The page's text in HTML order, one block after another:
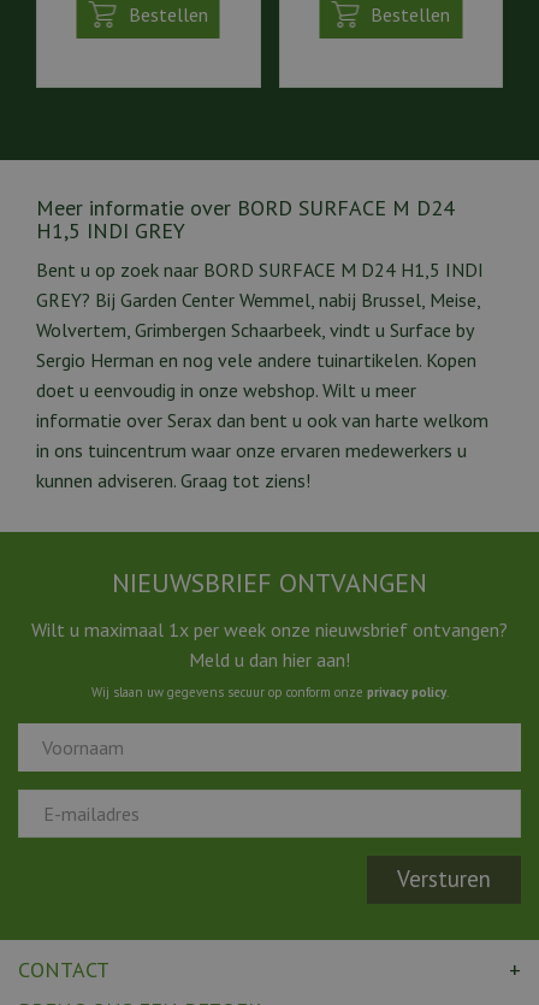
Bestellen Bestellen
Meer informatie over BORD SURFACE M D24
H1,5 INDI GREY
Bent u op zoek naar BORD SURFACE M D24 H1,5 INDI
GREY? Bij Garden Center Wemmel, nabij Brussel, Meise,
Wolvertem, Grimbergen Schaarbeek, vindt u Surface by
Sergio Herman en nog vele andere tuinartikelen. Kopen
doet u eenvoudig in onze webshop. Wilt u meer
informatie over Serax dan bent u ook van harte welkom
in ons tuincentrum waar onze ervaren medewerkers u
kunnen adviseren. Graag tot ziens!
NIEUWSBRIEF ONTVANGEN
Wilt u maximaal 1x per week onze nieuwsbrief ontvangen?
Meld u dan hier aan!
Wij slaan uw gegevens secuur op conform onze privacy policy.
CONTACT